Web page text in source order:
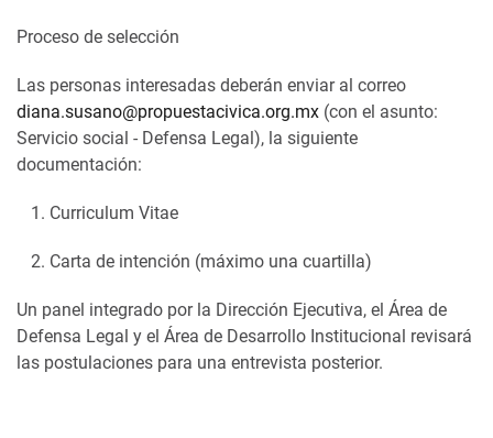
Proceso de selección
Las personas interesadas deberán enviar al correo
diana.susano@propuestacivica.org.mx (con el asunto:
Servicio social - Defensa Legal), la siguiente
documentación:
Curriculum Vitae
Carta de intención (máximo una cuartilla)
Un panel integrado por la Dirección Ejecutiva, el Área de
Defensa Legal y el Área de Desarrollo Institucional revisará
las postulaciones para una entrevista posterior.